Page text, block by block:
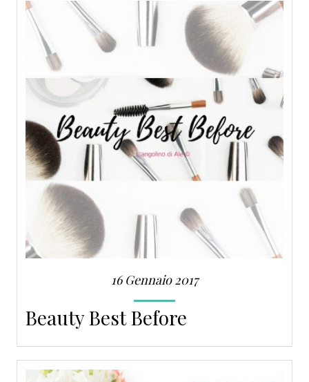
SERVIZI
COLLABORAZIONI
CONTATTI
16 Gennaio 2017
Beauty Best Before